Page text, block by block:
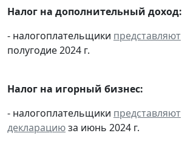
Налог на дополнительный доход:
- налогоплательщики представляют
полугодие 2024 г.
Налог на игорный бизнес:
- налогоплательщики представляют
декларациюза июнь 2024 г.